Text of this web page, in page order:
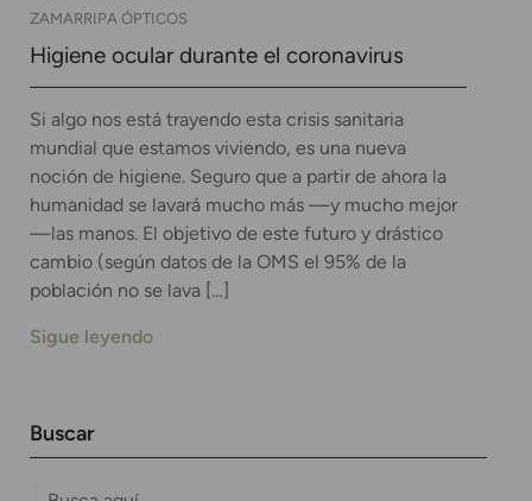
ZAMARRIPA ÓPTICOS
Higiene ocular durante el coronavirus
Si algo nos está trayendo esta crisis sanitaria
mundial que estamos viviendo, es una nueva
noción de higiene. Seguro que a partir de ahora la
humanidad se lavará mucho más —y mucho mejor
—las manos. El objetivo de este futuro y drástico
cambio (según datos de la OMS el 95% de la
población no se lava […]
Sigue leyendo
Buscar